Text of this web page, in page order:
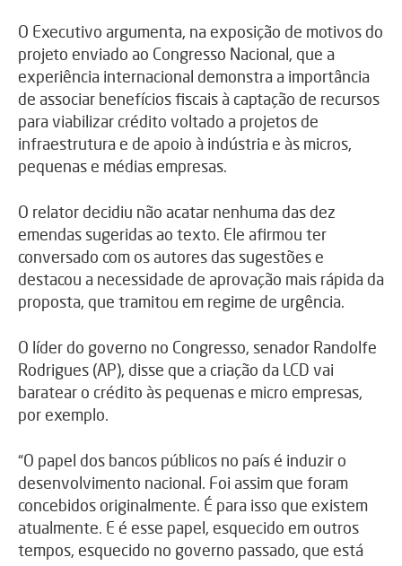
O Executivo argumenta, na exposição de motivos do
projeto enviado ao Congresso Nacional, que a
experiência internacional demonstra a importância
de associar benefícios fiscais à captação de recursos
para viabilizar crédito voltado a projetos de
infraestrutura e de apoio à indústria e às micros,
pequenas e médias empresas.
O relator decidiu não acatar nenhuma das dez
emendas sugeridas ao texto. Ele afirmou ter
conversado com os autores das sugestões e
destacou a necessidade de aprovação mais rápida da
proposta, que tramitou em regime de urgência.
O líder do governo no Congresso, senador Randolfe
Rodrigues (AP), disse que a criação da LCD vai
baratear o crédito às pequenas e micro empresas,
por exemplo.
“O papel dos bancos públicos no país é induzir o
desenvolvimento nacional. Foi assim que foram
concebidos originalmente. É para isso que existem
atualmente. E é esse papel, esquecido em outros
tempos, esquecido no governo passado, que está